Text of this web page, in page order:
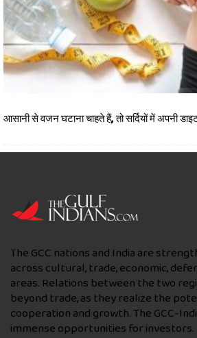
आसानी से वजन घटाना चाहते हैं, तो सर्दियों में अपनी
The GCC nations and India are
across cultural, trade, economic,
areas. Relations between the two
beyond trade, as they realize the
cooperation and growth. The GCC-
immense opportunities for investors.